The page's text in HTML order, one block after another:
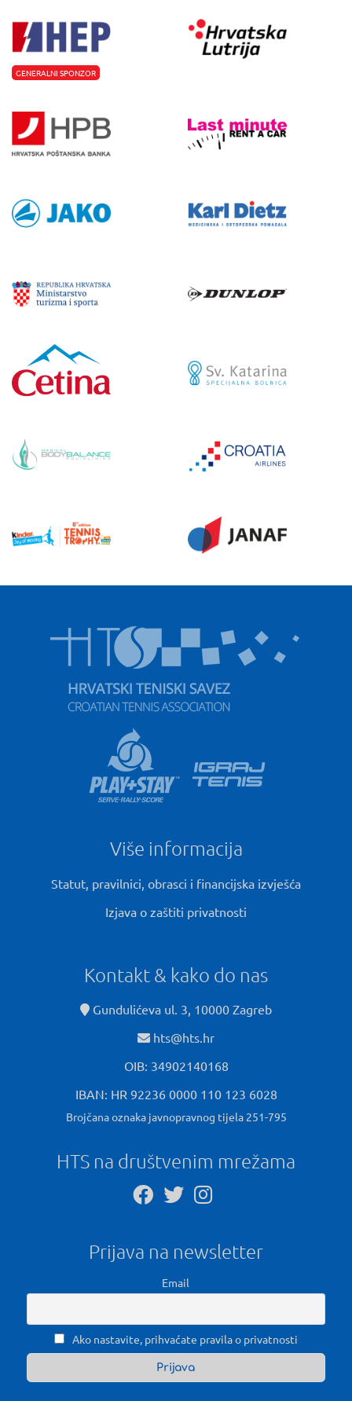
GENERALNI SPONZOR
Više informacija
Statut, pravilnici, obrasci i financijska izvješća
Izjava o zaštiti privatnosti
Kontakt & kako do nas
Gundulićeva ul. 3, 10000 Zagreb
hts@hts.hr
OIB: 34902140168
IBAN: HR 92236 0000 110 123 6028
Brojčana oznaka javnopravnog tijela 251-795
HTS na društvenim mrežama
Prijava na newsletter
Email
Ako nastavite, prihvaćate pravila o privatnosti